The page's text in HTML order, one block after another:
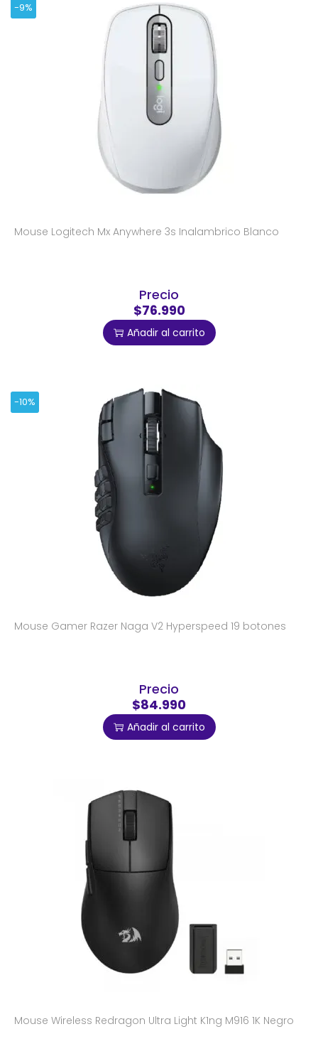
-9%
Mouse Logitech Mx Anywhere 3s Inalambrico Blanco
Precio
$76.990
Añadir al carrito
-10%
Mouse Gamer Razer Naga V2 Hyperspeed 19 botones
Precio
$84.990
Añadir al carrito
Mouse Wireless Redragon Ultra Light K1ng M916 1K Negro